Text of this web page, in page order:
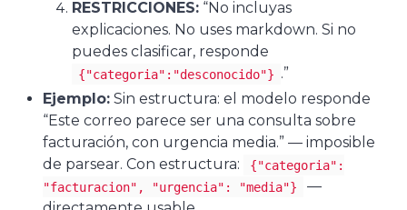
RESTRICCIONES: “No incluyas
explicaciones. No uses markdown. Si no
puedes clasificar, responde
{"categoria":"desconocido"} .”
Ejemplo: Sin estructura: el modelo responde
“Este correo parece ser una consulta sobre
facturación, con urgencia media.” — imposible
de parsear. Con estructura:
{"categoria":
"facturacion", "urgencia": "media"}
—